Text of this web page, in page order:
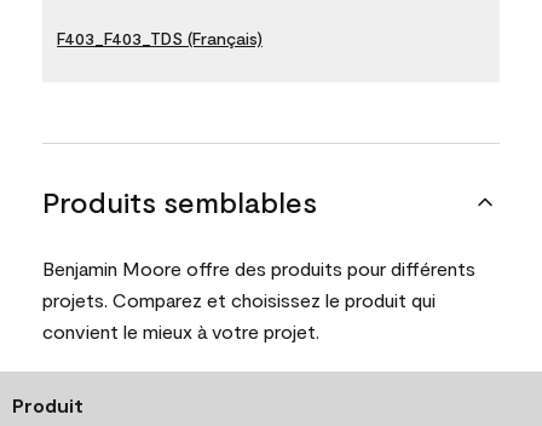
F403_F403_TDS (Français)
Produits semblables
Benjamin Moore offre des produits pour différents
projets. Comparez et choisissez le produit qui
convient le mieux à votre projet.
Produit